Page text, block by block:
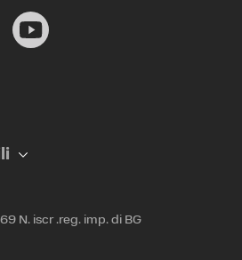
N. iscr .reg. imp. di BG